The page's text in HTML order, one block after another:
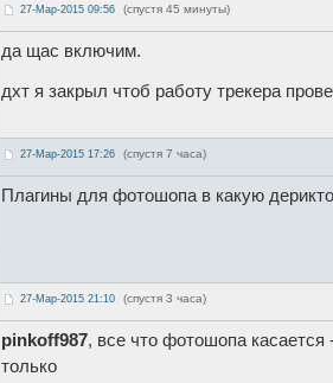
27-Мар-2015 09:56 (спустя 45 минуты)
да щас включим.
дхт я закрыл чтоб работу трекера
27-Мар-2015 17:26 (спустя 7 часа)
Плагины для фотошопа в какую
27-Мар-2015 21:10 (спустя 3 часа)
pinkoff987, все что фотошопа касается
только